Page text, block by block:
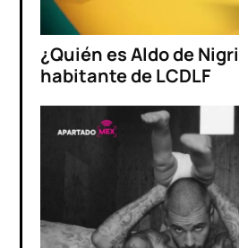
¿Quién es Aldo de
habitante de LCDLF